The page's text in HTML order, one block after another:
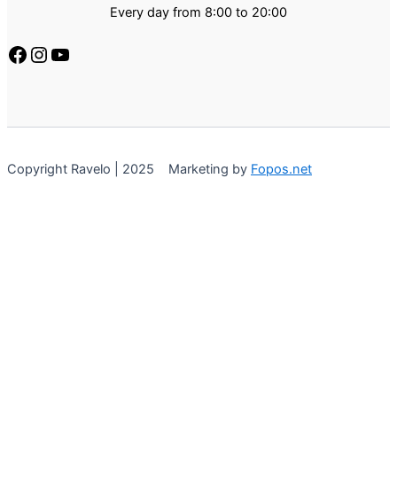
Every day from 8:00 to 20:00
Copyright Ravelo | 2025 Marketing by Fopos.net